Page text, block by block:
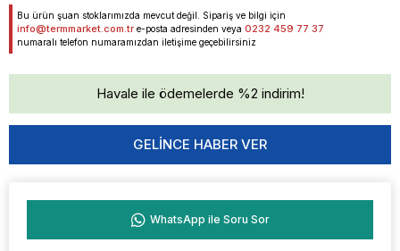
İndirim
Bu ürün şuan stoklarımızda mevcut değil. Sipariş ve bilgi için
info@termmarket.com.tr e-posta adresinden veya 0232 459 77 37
numaralı telefon numaramızdan iletişime geçebilirsiniz
Havale ile ödemelerde %2 indirim!
GELINCE HABER VER
WhatsApp ile Soru Sor